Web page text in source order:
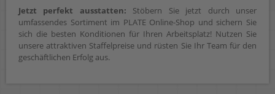
Jetzt perfekt ausstatten: Stöbern Sie jetzt durch unser
umfassendes Sortiment im PLATE Online-Shop und sichern Sie
sich die besten Konditionen für Ihren Arbeitsplatz! Nutzen Sie
unsere attraktiven Staffelpreise und rüsten Sie Ihr Team für den
geschäftlichen Erfolg aus.